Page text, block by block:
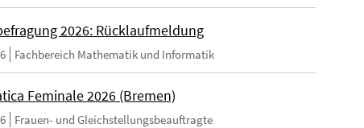
2026: Rücklaufmeldung
Fachbereich Mathematik und Informatik
Feminale 2026 (Bremen)
Frauen- und Gleichstellungsbeauftragte